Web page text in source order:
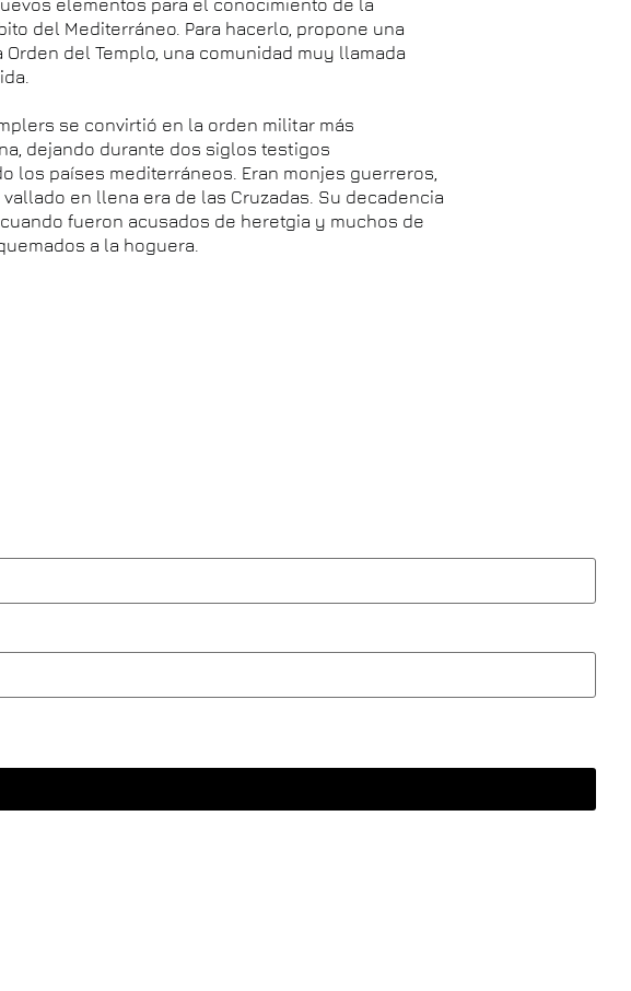
elementos para el conocimiento de la
del Mediterráneo. Para hacerlo, propone una
del Templo, una comunidad muy llamada
se convirtió en la orden militar más
dejando durante dos siglos testigos
los países mediterráneos. Eran monjes guerreros,
en llena era de las Cruzadas. Su decadencia
fueron acusados de heretgia y muchos de
a la hoguera.